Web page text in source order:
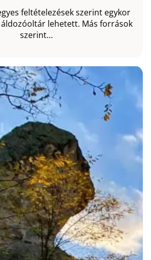
feltételezések szerint egykor
lehetett. Más források
szerint…